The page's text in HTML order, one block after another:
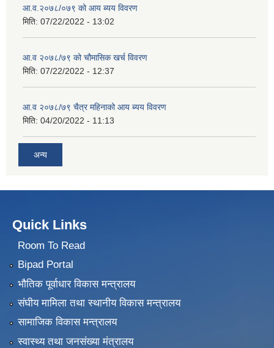
आ.व.२०७८/०७९ को आय ब्यय विवरण
मिति: 07/22/2022 - 13:02
आ.व २०७८/७९ को चौमासिक खर्च विवरण
मिति: 07/22/2022 - 12:37
आ.व २०७८/७९ चैत्र महिनाको आय ब्यय विवरण
मिति: 04/20/2022 - 11:13
अन्य
Quick Links
Room To Read
Bipad Portal
भौतिक पूर्वाधार विकास मन्त्रालय
संघीय मामिला तथा स्थानीय विकास मन्त्रालय
सामाजिक विकास मन्त्रालय
स्वास्थ्य तथा जनसंख्या मंत्रालय